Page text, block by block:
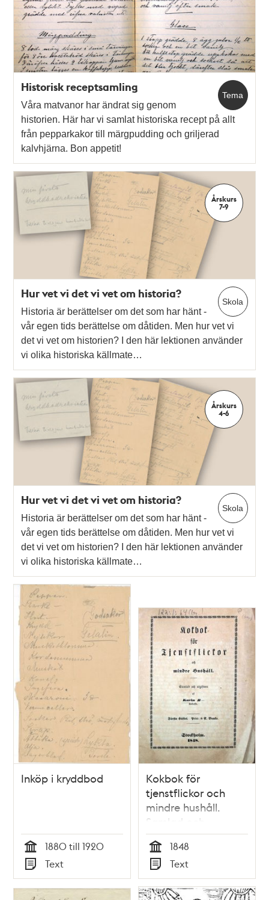
Tema
Historisk receptsamling
Våra matvanor har ändrat sig genom
historien. Här har vi samlat historiska recept på allt
från pepparkakor till märgpudding och griljerad
kalvhjärna. Bon appetit!
Årskurs
7-9
Skola
Hur vet vi det vi vet om historia?
Historia är berättelser om det som har hänt -
vår egen tids berättelse om dåtiden. Men hur vet vi
det vi vet om historien? I den här lektionen använder
vi olika historiska källmate…
Årskurs
4-6
Skola
Hur vet vi det vi vet om historia?
Historia är berättelser om det som har hänt -
vår egen tids berättelse om dåtiden. Men hur vet vi
det vi vet om historien? I den här lektionen använder
vi olika historiska källmate…
Inköp i kryddbod
Tid
1880 till 1920
Typ
Text
Kokbok för
tjenstflickor och
mindre hushåll.
Samlad och
utgifwen af Karin B -
kokerska
Tid
1848
Typ
Text